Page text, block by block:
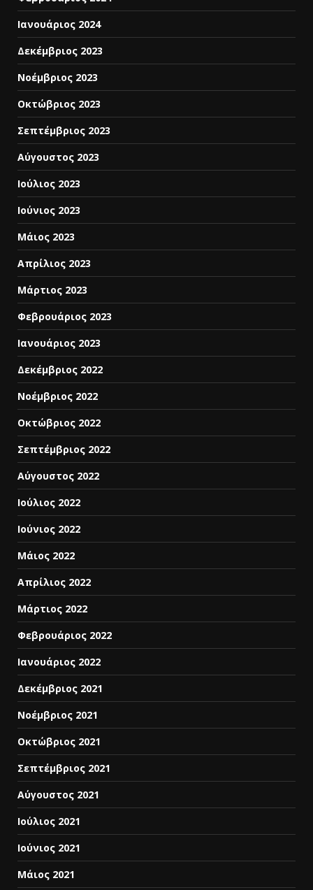
Ιανουάριος 2024
Δεκέμβριος 2023
Νοέμβριος 2023
Οκτώβριος 2023
Σεπτέμβριος 2023
Αύγουστος 2023
Ιούλιος 2023
Ιούνιος 2023
Μάιος 2023
Απρίλιος 2023
Μάρτιος 2023
Φεβρουάριος 2023
Ιανουάριος 2023
Δεκέμβριος 2022
Νοέμβριος 2022
Οκτώβριος 2022
Σεπτέμβριος 2022
Αύγουστος 2022
Ιούλιος 2022
Ιούνιος 2022
Μάιος 2022
Απρίλιος 2022
Μάρτιος 2022
Φεβρουάριος 2022
Ιανουάριος 2022
Δεκέμβριος 2021
Νοέμβριος 2021
Οκτώβριος 2021
Σεπτέμβριος 2021
Αύγουστος 2021
Ιούλιος 2021
Ιούνιος 2021
Μάιος 2021